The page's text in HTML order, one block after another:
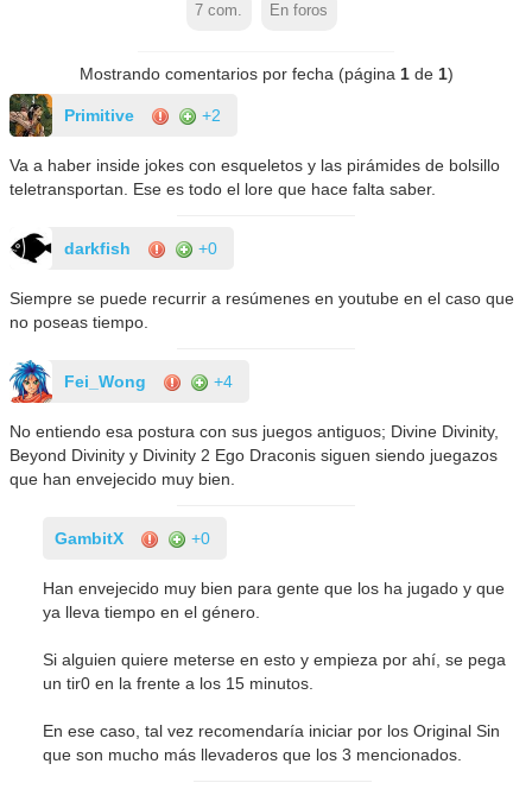
7 com. En foros
Mostrando comentarios por fecha (página 1de 1)
Primitive +2
Va a haber inside jokes con esqueletos y las pirámides de bolsillo
teletransportan. Ese es todo el lore que hace falta saber.
darkfish +0
Siempre se puede recurrir a resúmenes en youtube en el caso que
no poseas tiempo.
Fei_Wong +4
No entiendo esa postura con sus juegos antiguos; Divine Divinity,
Beyond Divinity y Divinity 2 Ego Draconis siguen siendo juegazos
que han envejecido muy bien.
GambitX +0
Han envejecido muy bien para gente que los ha jugado y que
ya lleva tiempo en el género.
Si alguien quiere meterse en esto y empieza por ahí, se pega
un tir0 en la frente a los 15 minutos.
En ese caso, tal vez recomendaría iniciar por los Original Sin
que son mucho más llevaderos que los 3 mencionados.